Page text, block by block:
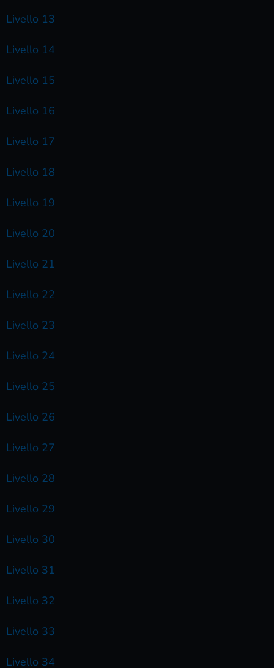
Livello 13
Livello 14
Livello 15
Livello 16
Livello 17
Livello 18
Livello 19
Livello 20
Livello 21
Livello 22
Livello 23
Livello 24
Livello 25
Livello 26
Livello 27
Livello 28
Livello 29
Livello 30
Livello 31
Livello 32
Livello 33
Livello 34